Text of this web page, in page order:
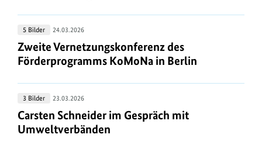
Kleiderstiftung
Zweite
Vernetzungskonferenz
des
KoMoNa
in
Berlin
5 Bilder 24.03.2026
Zweite Vernetzungskonferenz des
Zweite Vernetzungskonferenz des
Förderprogramms KoMoNa in Berlin
Carsten
Schneider
im
3 Bilder 23.03.2026
Carsten Schneider im Gespräch mit
Carsten Schneider im Gespräch mit
Umweltverbänden